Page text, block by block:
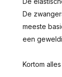
De
meeste
een
Kortom